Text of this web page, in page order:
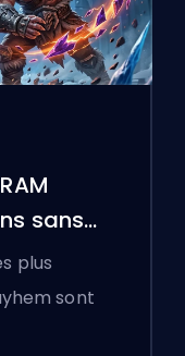
sans
plus
sont